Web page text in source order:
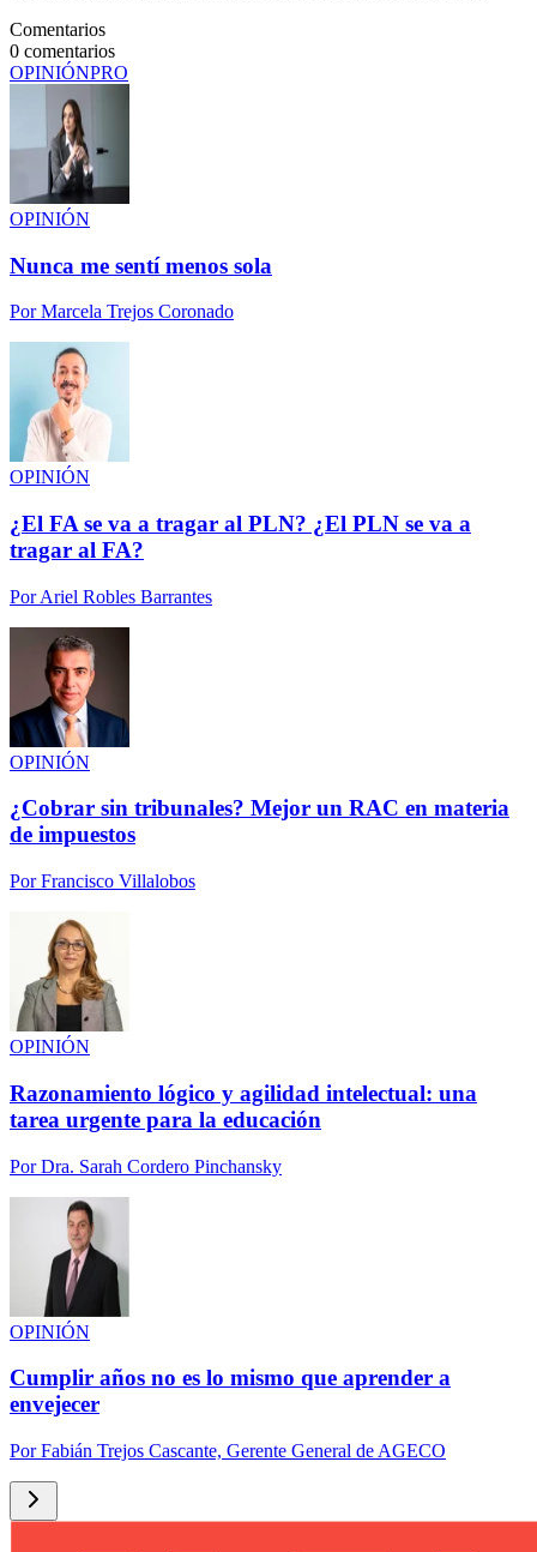
Comentarios
0 comentarios
OPINIÓNPRO
OPINIÓN
Nunca me sentí menos sola
PorMarcela Trejos Coronado
OPINIÓN
¿El FA se va a tragar al PLN? ¿El PLN se va a
tragar al FA?
PorAriel Robles Barrantes
OPINIÓN
¿Cobrar sin tribunales? Mejor un RAC en materia
de impuestos
PorFrancisco Villalobos
OPINIÓN
Razonamiento lógico y agilidad intelectual: una
tarea urgente para la educación
PorDra. Sarah Cordero Pinchansky
OPINIÓN
Cumplir años no es lo mismo que aprender a
envejecer
PorFabián Trejos Cascante, Gerente General de AGECO